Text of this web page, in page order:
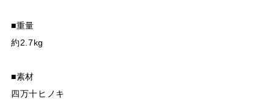
■重量
約2.7kg
■素材
四万十ヒノキ